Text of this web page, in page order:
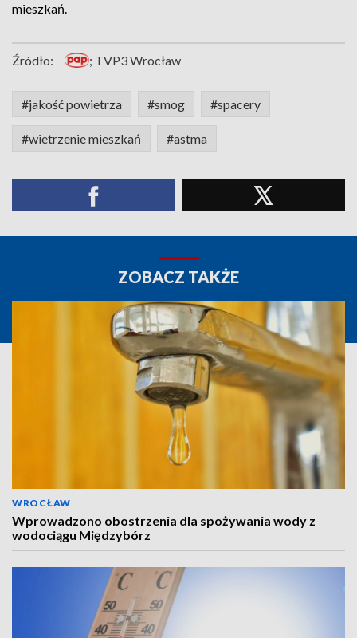
mieszkań.
Źródło: ; TVP3 Wrocław
#jakość powietrza #smog #spacery
#wietrzenie mieszkań #astma
ZOBACZ TAKŻE
WROCŁAW
Wprowadzono obostrzenia dla spożywania wody z
wodociągu Międzybórz